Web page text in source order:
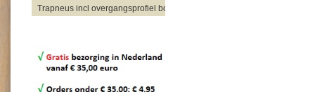
Trapneus incl overgangsprofiel bovenzijde trap